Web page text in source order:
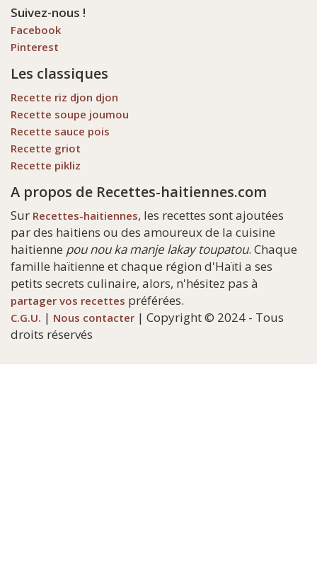
Suivez-nous !
Facebook
Pinterest
Les classiques
Recette riz djon djon
Recette soupe joumou
Recette sauce pois
Recette griot
Recette pikliz
A propos de Recettes-haitiennes.com
Sur Recettes-haitiennes, les recettes sont ajoutées
par des haitiens ou des amoureux de la cuisine
haitienne pou nou ka manje lakay toupatou. Chaque
famille haïtienne et chaque région d'Haïti a ses
petits secrets culinaire, alors, n'hésitez pas à
partager vos recettes préférées.
C.G.U. | Nous contacter | Copyright © 2024 - Tous
droits réservés